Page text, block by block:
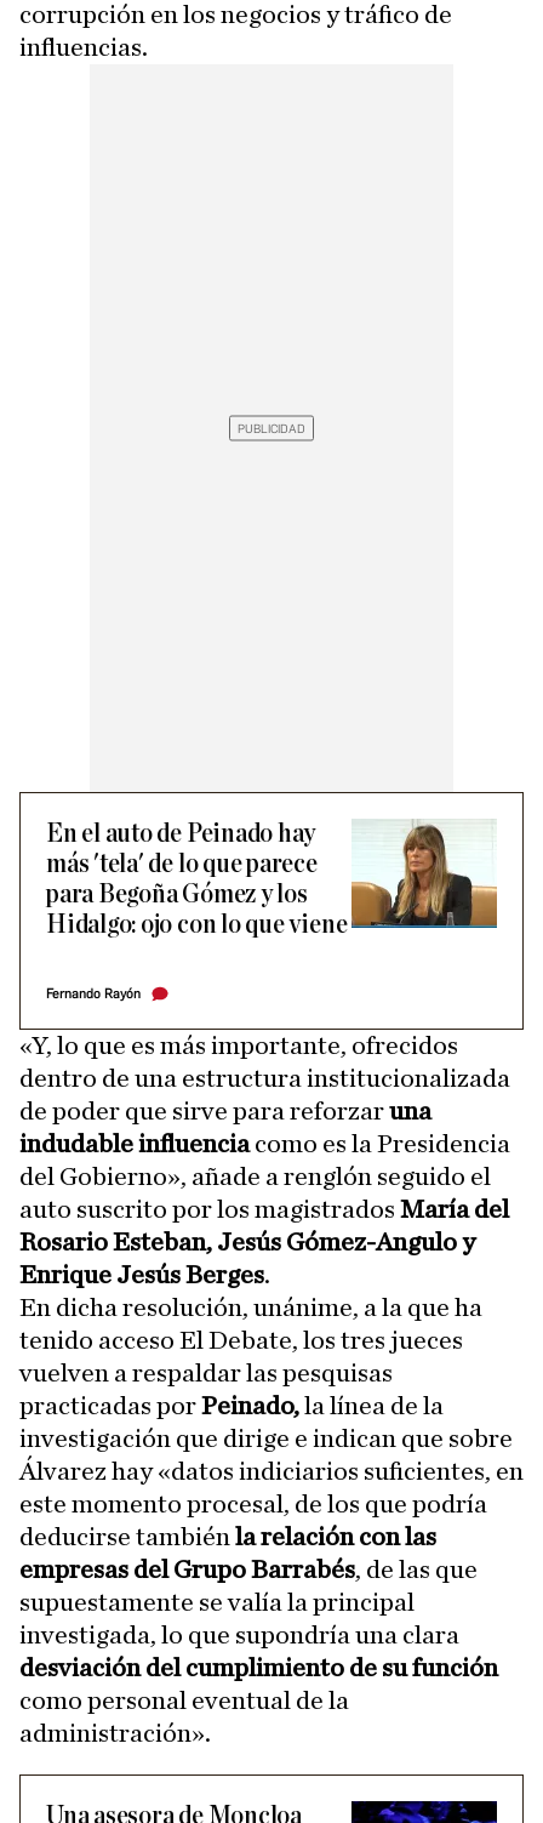
corrupción en los negocios y tráfico de
influencias.
En el auto de Peinado hay
más 'tela' de lo que parece
para Begoña Gómez y los
Hidalgo: ojo con lo que viene
Fernando Rayón
«Y, lo que es más importante, ofrecidos
dentro de una estructura institucionalizada
de poder que sirve para reforzaruna
indudable influenciacomo es la Presidencia
del Gobierno», añade a renglón seguido el
auto suscrito por los magistrados María del
Rosario Esteban, Jesús Gómez-Angulo y
Enrique Jesús Berges.
En dicha resolución, unánime, a la que ha
tenido acceso El Debate, los tres jueces
vuelven a respaldar las pesquisas
practicadas porPeinado,la línea de la
investigación que dirige e indican que sobre
Álvarez hay «datos indiciarios suficientes, en
este momento procesal, de los que podría
deducirse también la relación con las
empresas del Grupo Barrabés, de las que
supuestamente se valía la principal
investigada, lo que supondría una clara
desviación del cumplimiento de su función
como personal eventual de la
administración».
Una asesora de Moncloa